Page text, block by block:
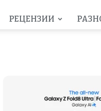
РЕЦЕНЗИИ